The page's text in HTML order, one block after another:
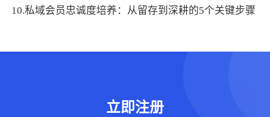
10.私域会员忠诚度培养：从留存到深耕的5个关键步骤
立即注册